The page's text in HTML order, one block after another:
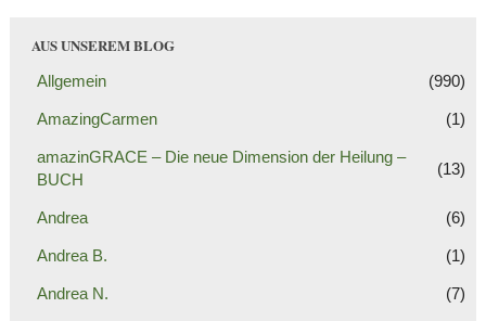
AUS UNSEREM BLOG
Allgemein (990)
AmazingCarmen (1)
amazinGRACE – Die neue Dimension der Heilung –
BUCH
(13)
Andrea (6)
Andrea B. (1)
Andrea N. (7)